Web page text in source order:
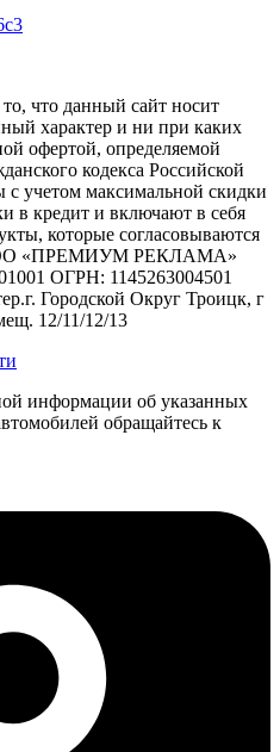
что данный сайт носит
характер и ни при каких
офертой, определяемой
кодекса Российской
учетом максимальной скидки
в кредит и включают в себя
которые согласовываются
ООО «ПРЕМИУМ РЕКЛАМА»
ОГРН: 1145263004501
Городской Округ Троицк, г
12/11/12/13
информации об указанных
обращайтесь к